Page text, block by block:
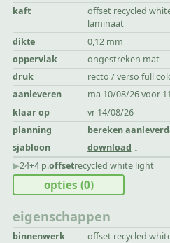
kaft
offset recycled
laminaat
dikte
0,12 mm
oppervlak
ongestreken mat
druk
recto / verso full
aanleveren
ma 10/08/26 voor
klaar op
vr 14/08/26
planning
bereken
sjabloon
download
▶︎24+4 p.offsetrecycled white light
eigenschappen
binnenwerk offset recycled
opties (0)